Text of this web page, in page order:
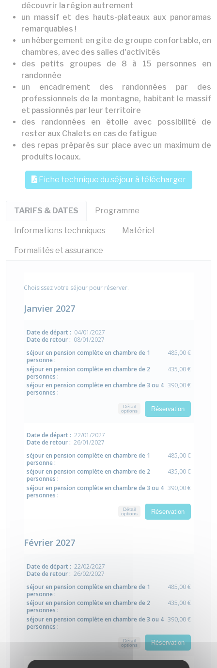
découvrir la région autrement
un massif et des hauts-plateaux aux panoramas
remarquables !
un hébergement en gite de groupe confortable, en
chambres, avec des salles d'activités
des petits groupes de 8 à 15 personnes en
randonnée
un encadrement des randonnées par des
professionnels de la montagne, habitant le massif
et passionnés par leur territoire
des randonnées en étoile avec possibilité de
rester aux Chalets en cas de fatigue
des repas préparés sur place avec un maximum de
produits locaux.
Fiche technique du séjour à télécharger
TARIFS & DATES Programme
Informations techniques Matériel
Formalités et assurance